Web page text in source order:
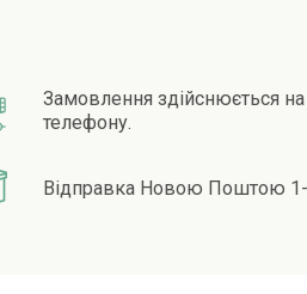
Замовлення здійснюється на
телефону.
Відправка Новою Поштою 1-